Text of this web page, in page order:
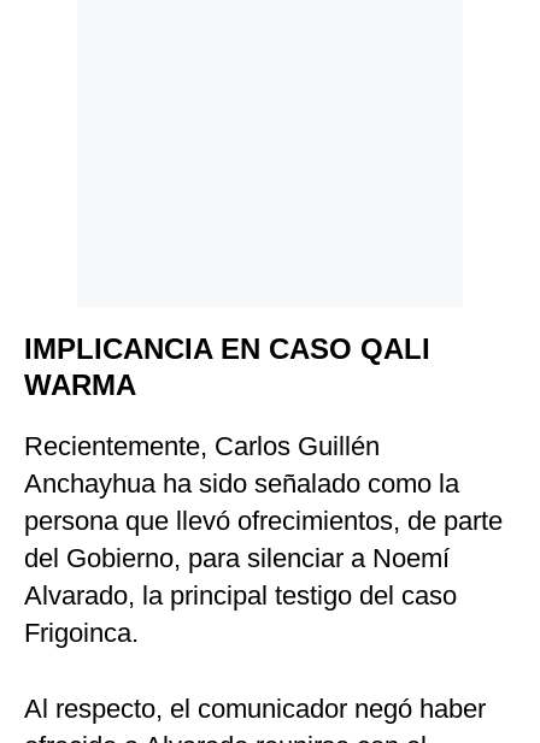
IMPLICANCIA EN CASO QALI
WARMA
Recientemente, Carlos Guillén
Anchayhua ha sido señalado como la
persona que llevó ofrecimientos, de parte
del Gobierno, para silenciar a Noemí
Alvarado, la principal testigo del caso
Frigoinca.
Al respecto, el comunicador negó haber